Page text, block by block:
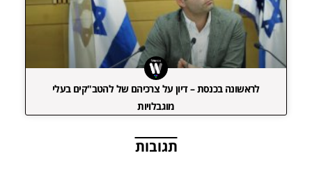
לראשונה בכנסת – דיון על צרכיהם של להטב"קים בעלי
מוגבלויות
תגובות